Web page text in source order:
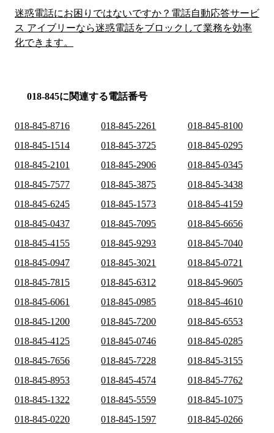
迷惑電話にお困りではないですか？電話自動応答サービ
ス アイブリーなら迷惑電話をブロックして業務を効率
化できます。
018-845に関連する電話番号
018-845-8716 018-845-2261
018-845-8100
018-845-1514
018-845-3725
018-845-0295
018-845-2101
018-845-2906
018-845-0345
018-845-7577
018-845-3875
018-845-3438
018-845-6245
018-845-1573
018-845-4159
018-845-0437
018-845-7095
018-845-6656
018-845-4155
018-845-9293
018-845-7040
018-845-0947
018-845-3021
018-845-0721
018-845-7815
018-845-6312
018-845-9605
018-845-6061
018-845-0985
018-845-4610
018-845-1200
018-845-7200
018-845-6553
018-845-4125
018-845-0746
018-845-0285
018-845-7656
018-845-7228
018-845-3155
018-845-8953
018-845-4574
018-845-7762
018-845-1322
018-845-5559
018-845-1075
018-845-0220
018-845-1597
018-845-0266